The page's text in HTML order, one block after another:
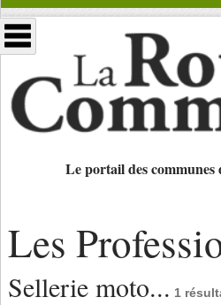
Le portail des
Les
Sellerie moto... 1